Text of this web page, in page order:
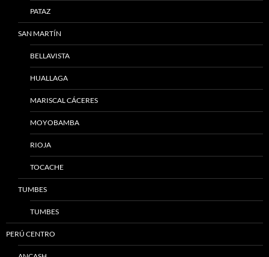
PATAZ
SAN MARTÍN
BELLAVISTA
HUALLAGA
MARISCAL CÁCERES
MOYOBAMBA
RIOJA
TOCACHE
TUMBES
TUMBES
PERÚ CENTRO